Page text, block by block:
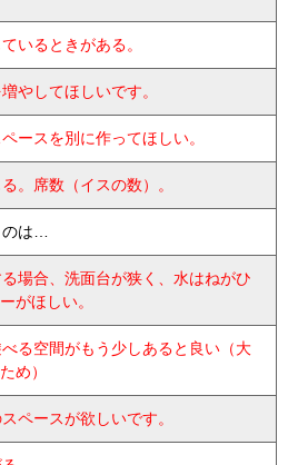
いるときがある。
やしてほしいです。
ースを別に作ってほしい。
。席数（イスの数）。
は…
場合、洗面台が狭く、水はねがひ
がほしい。
る空間がもう少しあると良い（大
め）
ペースが欲しいです。